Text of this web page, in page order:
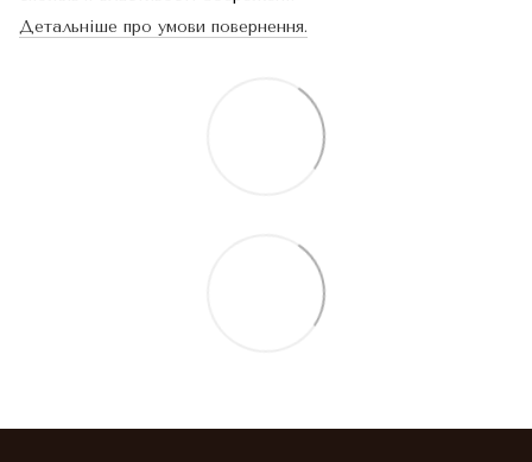
Детальніше про умови повернення.